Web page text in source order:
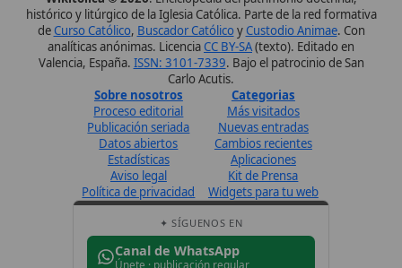
Perfil de Instagram
Síguenos · @wikitolica